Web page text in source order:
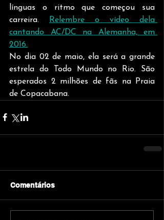
línguas o ritmo que começou sua
carreira.
Relembre o vídeo dela
cantando AC/DC na Alemanha, em
2016.
No dia 02 de maio, ela será a grande
estrela do Todo Mundo no Rio. São
esperados 2 milhões de fãs na Praia
de Copacabana.
Comentários